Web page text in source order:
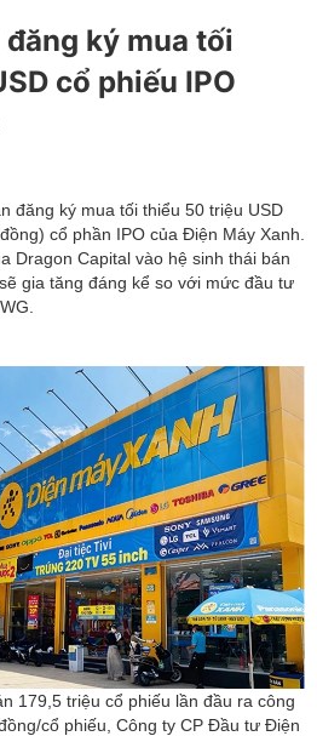
ký mua tối
cổ phiếu IPO
đăng ký mua tối thiểu 50 triệu USD
cổ phần IPO của Điện Máy Xanh.
Dragon Capital vào hệ sinh thái bán
gia tăng đáng kể so với mức đầu tư
179,5 triệu cổ phiếu lần đầu ra công
cổ phiếu, Công ty CP Đầu tư Điện